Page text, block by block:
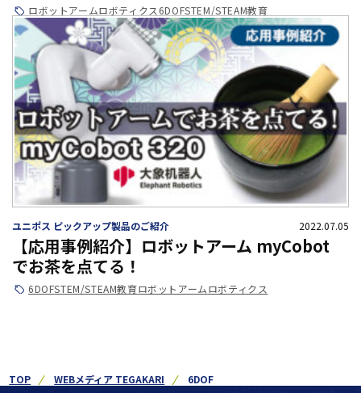
ロボットアームロボティクス 6DOFSTEM/STEAM教育
ユニポス ピックアップ製品のご紹介 2022.07.05
【応用事例紹介】ロボットアーム myCobot
でお茶を点てる！
6DOFSTEM/STEAM教育ロボットアームロボティクス
TOP WEBメディア TEGAKARI 6DOF